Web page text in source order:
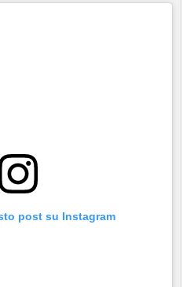
post su Instagram